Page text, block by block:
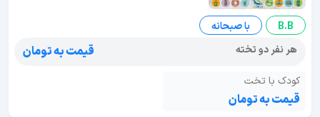
B.B
با صبحانه
هر نفر دو تخته
قیمت به تومان
کودک با تخت
قیمت به تومان